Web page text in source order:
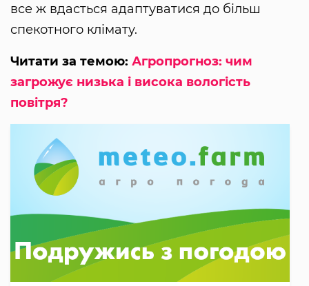
все ж вдасться адаптуватися до більш
спекотного клімату.
Читати за темою: Агропрогноз: чим
загрожує низька і висока вологість
повітря?